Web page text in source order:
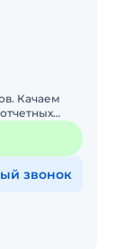
Качаем
звонок